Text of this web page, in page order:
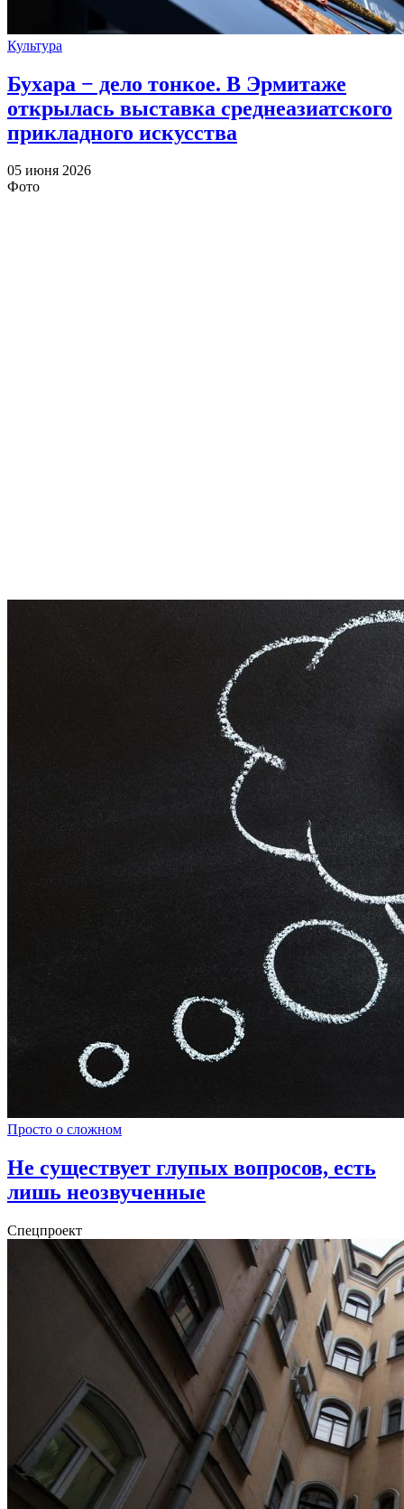
Культура
Бухара − дело тонкое. В Эрмитаже
открылась выставка среднеазиатского
прикладного искусства
05 июня 2026
Фото
Просто о сложном
Не существует глупых вопросов, есть
лишь неозвученные
Спецпроект